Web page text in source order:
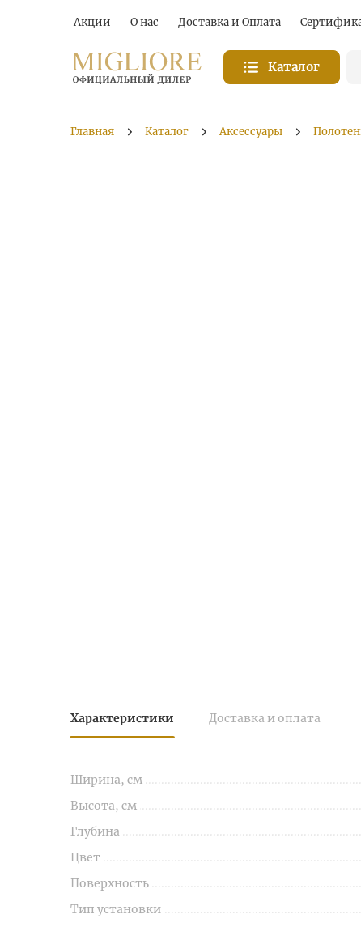
Акции О нас Доставка и Оплата
Каталог
Главная Каталог Аксессуары
Характеристики Доставка и оплата
Ширина, см
Высота, см
Глубина
Цвет
Поверхность
Тип установки